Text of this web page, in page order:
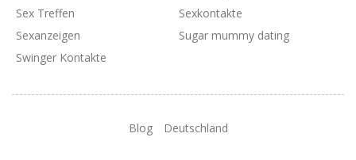
Sex Treffen
Sexanzeigen
Sexkontakte
Sugar mummy dating
Swinger Kontakte
Blog Deutschland